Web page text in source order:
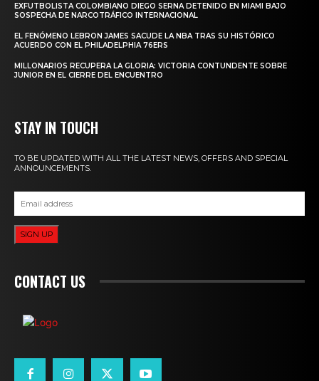
EXFUTBOLISTA COLOMBIANO DIEGO SERNA DETENIDO EN MIAMI BAJO
SOSPECHA DE NARCOTRÁFICO INTERNACIONAL
EL FENÓMENO LEBRON JAMES SACUDE LA NBA TRAS SU HISTÓRICO
ACUERDO CON EL PHILADELPHIA 76ERS
MILLONARIOS RECUPERA LA GLORIA: VICTORIA CONTUNDENTE SOBRE
JUNIOR EN EL CIERRE DEL ENCUENTRO
STAY IN TOUCH
TO BE UPDATED WITH ALL THE LATEST NEWS, OFFERS AND SPECIAL
ANNOUNCEMENTS.
SIGN UP
CONTACT US